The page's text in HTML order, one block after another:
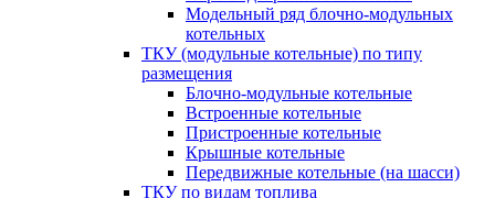
Модельный ряд блочно-модульных
котельных
ТКУ (модульные котельные) по типу
размещения
Блочно-модульные котельные
Встроенные котельные
Пристроенные котельные
Крышные котельные
Передвижные котельные (на шасси)
ТКУ по видам топлива